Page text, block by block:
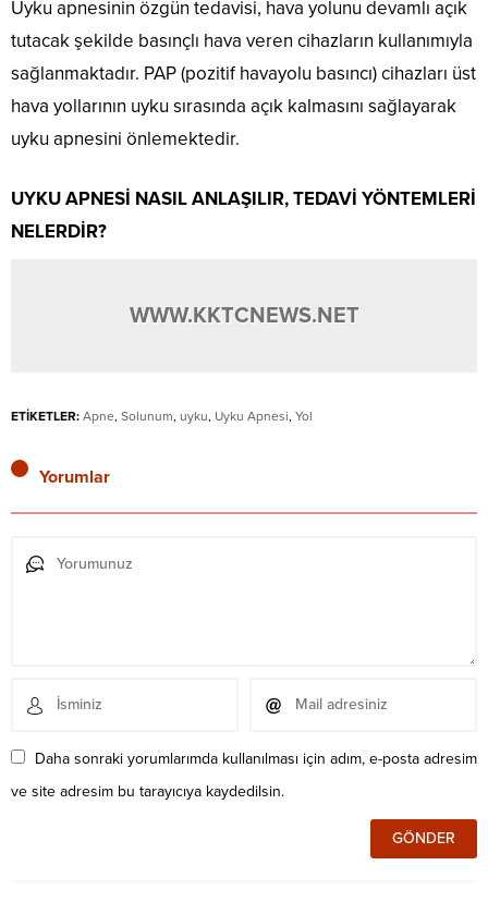
Uyku apnesinin özgün tedavisi, hava yolunu devamlı açık
tutacak şekilde basınçlı hava veren cihazların kullanımıyla
sağlanmaktadır. PAP (pozitif havayolu basıncı) cihazları üst
hava yollarının uyku sırasında açık kalmasını sağlayarak
uyku apnesini önlemektedir.
UYKU APNESİ NASIL ANLAŞILIR, TEDAVİ YÖNTEMLERİ
NELERDİR?
WWW.KKTCNEWS.NET
ETİKETLER: Apne, Solunum, uyku, Uyku Apnesi, Yol
Yorumlar
Daha sonraki yorumlarımda kullanılması için adım, e-posta adresim
ve site adresim bu tarayıcıya kaydedilsin.